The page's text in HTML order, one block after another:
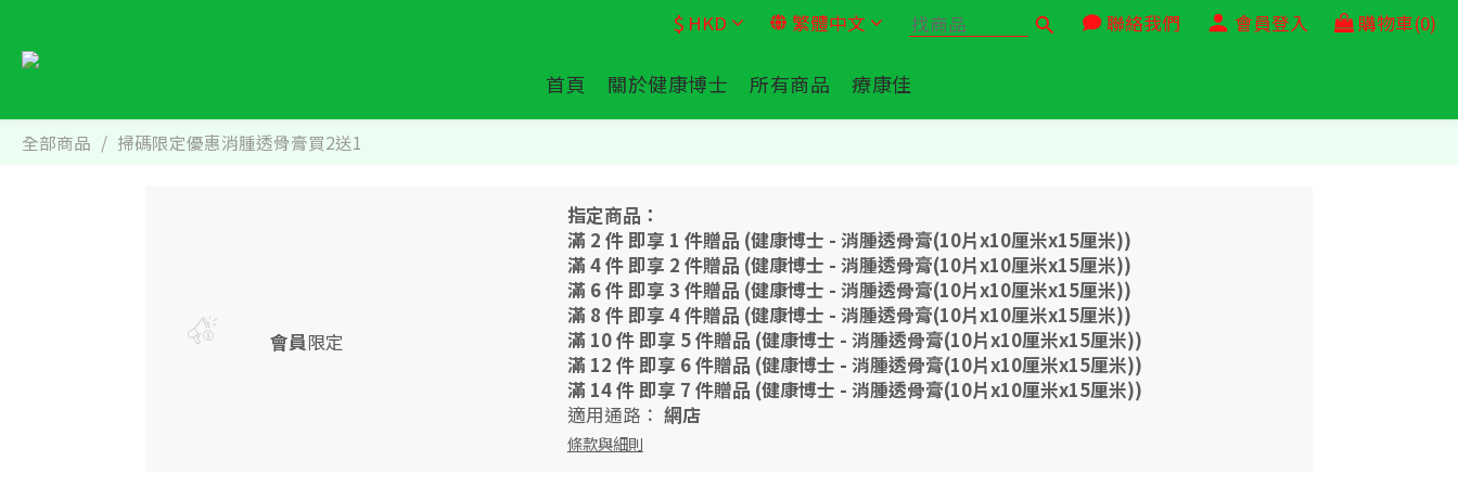
$ HKD 繁體中文 聯絡我們 會員登入 購物車(0)
首頁 關於健康博士 所有商品 療康佳
全部商品 掃碼限定優惠消腫透骨膏買2送1
會員限定
指定商品：
滿 2 件 即享 1 件贈品 (健康博士 - 消腫透骨膏(10片x10厘米x15厘米))
滿 4 件 即享 2 件贈品 (健康博士 - 消腫透骨膏(10片x10厘米x15厘米))
滿 6 件 即享 3 件贈品 (健康博士 - 消腫透骨膏(10片x10厘米x15厘米))
滿 8 件 即享 4 件贈品 (健康博士 - 消腫透骨膏(10片x10厘米x15厘米))
滿 10 件 即享 5 件贈品 (健康博士 - 消腫透骨膏(10片x10厘米x15厘米))
滿 12 件 即享 6 件贈品 (健康博士 - 消腫透骨膏(10片x10厘米x15厘米))
滿 14 件 即享 7 件贈品 (健康博士 - 消腫透骨膏(10片x10厘米x15厘米))
適用通路： 網店
條款與細則